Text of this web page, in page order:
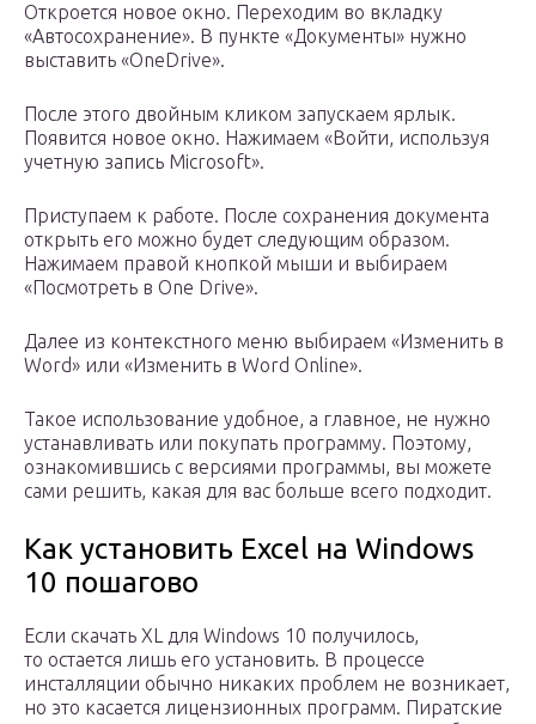
Откроется новое окно. Переходим во вкладку
«Автосохранение». В пункте «Документы» нужно
выставить «OneDrive».
После этого двойным кликом запускаем ярлык.
Появится новое окно. Нажимаем «Войти, используя
учетную запись Microsoft».
Приступаем к работе. После сохранения документа
открыть его можно будет следующим образом.
Нажимаем правой кнопкой мыши и выбираем
«Посмотреть в One Drive».
Далее из контекстного меню выбираем «Изменить в
Word» или «Изменить в Word Online».
Такое использование удобное, а главное, не нужно
устанавливать или покупать программу. Поэтому,
ознакомившись с версиями программы, вы можете
сами решить, какая для вас больше всего подходит.
Как установить Excel на Windows
10 пошагово
Если скачать XL для Windows 10 получилось,
то остается лишь его установить. В процессе
инсталляции обычно никаких проблем не возникает,
но это касается лицензионных программ. Пиратские